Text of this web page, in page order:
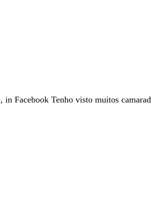
Facebook Tenho visto muitos